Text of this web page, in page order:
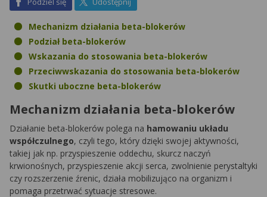
Mechanizm działania beta-blokerów
Podział beta-blokerów
Wskazania do stosowania beta-blokerów
Przeciwwskazania do stosowania beta-blokerów
Skutki uboczne beta-blokerów
Mechanizm działania beta-blokerów
Działanie beta-blokerów polega na hamowaniu układu
współczulnego, czyli tego, który dzięki swojej aktywności,
takiej jak np. przyspieszenie oddechu, skurcz naczyń
krwionośnych, przyspieszenie akcji serca, zwolnienie perystaltyki
czy rozszerzenie źrenic, działa mobilizująco na organizm i
pomaga przetrwać sytuacje stresowe.